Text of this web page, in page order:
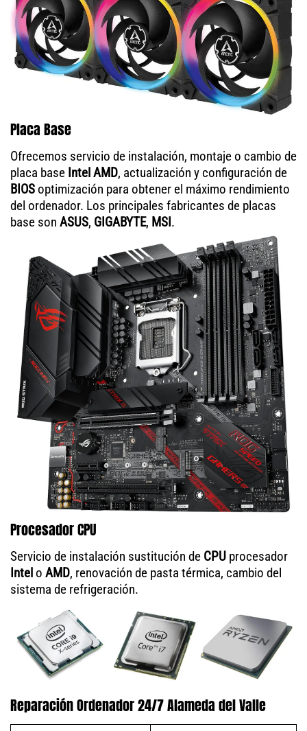
Placa Base
Ofrecemos servicio de instalación, montaje o cambio de
placa base Intel AMD, actualización y configuración de
BIOSoptimización para obtener el máximo rendimiento
del ordenador. Los principales fabricantes de placas
base son ASUS, GIGABYTE, MSI.
Procesador CPU
Servicio de instalación sustitución de CPU procesador
Intelo AMD, renovación de pasta térmica, cambio del
sistema de refrigeración.
Reparación Ordenador 24/7 Alameda del Valle